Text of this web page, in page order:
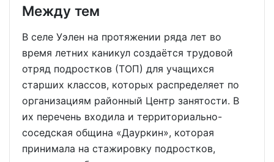
Между тем
В селе Уэлен на протяжении ряда лет во
время летних каникул создаётся трудовой
отряд подростков (ТОП) для учащихся
старших классов, которых распределяет по
организациям районный Центр занятости. В
их перечень входила и территориально-
соседская община «Дауркин», которая
принимала на стажировку подростков,